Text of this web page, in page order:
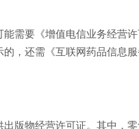
能需要《增值电信业务经营
，还需《互联网药品信息
版物经营许可证。其中，